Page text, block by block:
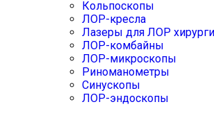
Кольпоскопы
ЛОР-кресла
Лазеры для ЛОР
ЛОР-комбайны
ЛОР-микроскопы
Риноманометры
Синускопы
ЛОР-эндоскопы